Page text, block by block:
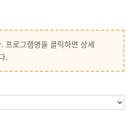
프로그램명을 클릭하면 상세
.